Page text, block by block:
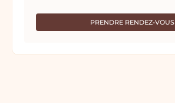
PRENDRE RENDEZ-VOUS